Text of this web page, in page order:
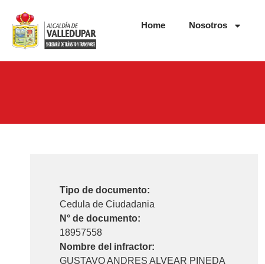
Home Nosotros
Tipo de documento:
Cedula de Ciudadania
N° de documento:
18957558
Nombre del infractor:
GUSTAVO ANDRES ALVEAR PINEDA